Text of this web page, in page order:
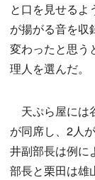
と口を見せるよ
が揚がる音を収
変わったと思う
理人を選んだ。
天ぷら屋には
が同席し、2人
井副部長は例に
部長と栗田は雄